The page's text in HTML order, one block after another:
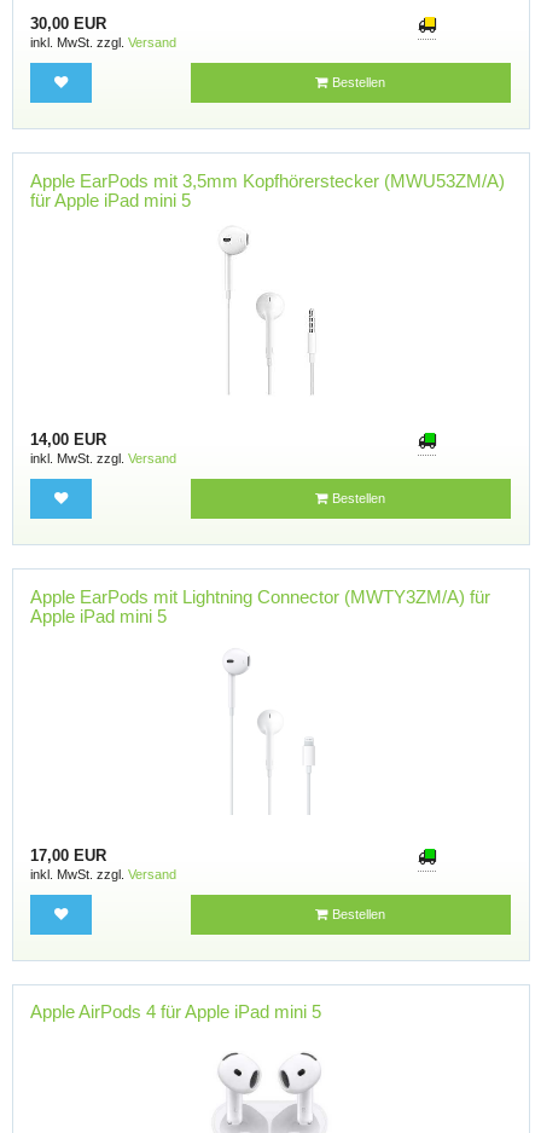
30,00 EUR
inkl. MwSt. zzgl. Versand
Bestellen
Apple EarPods mit 3,5mm Kopfhörerstecker (MWU53ZM/A)
für Apple iPad mini 5
14,00 EUR
inkl. MwSt. zzgl. Versand
Bestellen
Apple EarPods mit Lightning Connector (MWTY3ZM/A) für
Apple iPad mini 5
17,00 EUR
inkl. MwSt. zzgl. Versand
Bestellen
Apple AirPods 4 für Apple iPad mini 5